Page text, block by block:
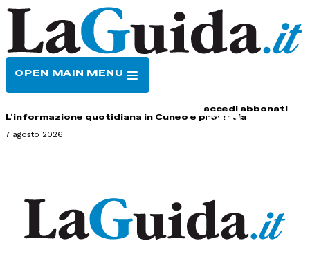
OPEN MAIN MENU
accedi abbonati
L'informazione quotidiana in Cuneo e provincia
7 agosto 2026